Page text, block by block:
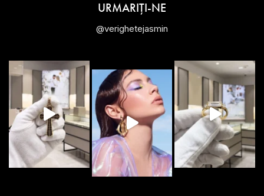
URMARIȚI-NE
@verighetejasmin